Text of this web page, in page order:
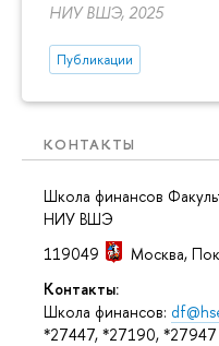
НИУ ВШЭ, 2025
Публикации
КОНТАКТЫ
Школа финансов
НИУ ВШЭ
119049
Москва,
Контакты:
Школа финансов:
*27447, *27190, *27947